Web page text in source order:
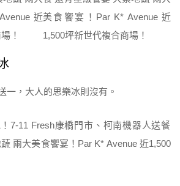
一，大人的思樂冰則沒有。